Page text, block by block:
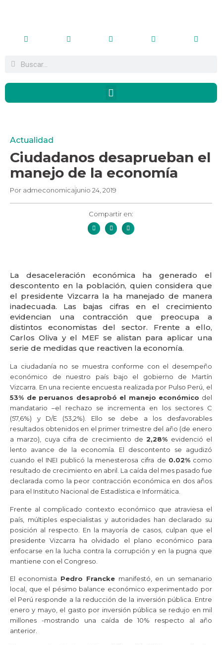
Actualidad
Ciudadanos desaprueban el
manejo de la economía
Por admeconomicajunio 24, 2019
Compartir en:
La desaceleración económica ha generado el
descontento en la población, quien considera que
el presidente Vizcarra la ha manejado de manera
inadecuada. Las bajas cifras en el crecimiento
evidencian una contracción que preocupa a
distintos economistas del sector. Frente a ello,
Carlos Oliva y el MEF se alistan para aplicar una
serie de medidas que reactiven la economía.
La ciudadanía no se muestra conforme con el desempeño
económico de nuestro país bajo el gobierno de Martín
Vizcarra. En una reciente encuesta realizada por Pulso Perú, el
53% de peruanos desaprobó el manejo económico del
mandatario –el rechazo se incrementa en los sectores C
(57,6%) y D/E (53,2%). Ello se debe a los desfavorables
resultados obtenidos en el primer trimestre del año (de enero
a marzo), cuya cifra de crecimiento de2,28% evidenció el
lento avance de la economía. El descontento se agudizó
cuando el INEI publicó la menesterosa cifra de 0.02%como
resultado de crecimiento en abril. La caída del mes pasado fue
declarada como la peor contracción económica en dos años
para el Instituto Nacional de Estadística e Informática.
Frente al complicado contexto económico que atraviesa el
país, múltiples especialistas y autoridades han declarado su
posición al respecto. En la mayoría de casos, culpan que el
presidente Vizcarra ha olvidado el plano económico para
enfocarse en la lucha contra la corrupción y en la pugna que
mantiene con el Congreso.
El economista Pedro Francke manifestó, en un semanario
local, que el pésimo balance económico experimentado por
el Perú responde a la reducción de la inversión pública. Entre
enero y mayo, el gasto por inversión pública se redujo en mil
millones -mostrando una caída de 10% respecto al año
anterior.